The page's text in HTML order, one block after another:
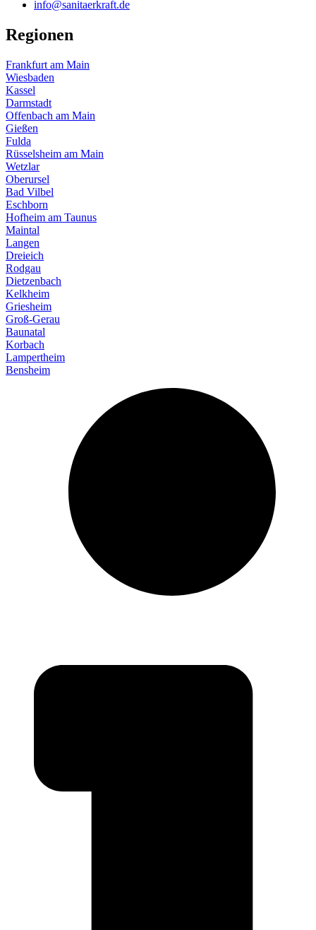
info@sanitaerkraft.de
Regionen
Frankfurt am Main
Wiesbaden
Kassel
Darmstadt
Offenbach am Main
Gießen
Fulda
Rüsselsheim am Main
Wetzlar
Oberursel
Bad Vilbel
Eschborn
Hofheim am Taunus
Maintal
Langen
Dreieich
Rodgau
Dietzenbach
Kelkheim
Griesheim
Groß-Gerau
Baunatal
Korbach
Lampertheim
Bensheim